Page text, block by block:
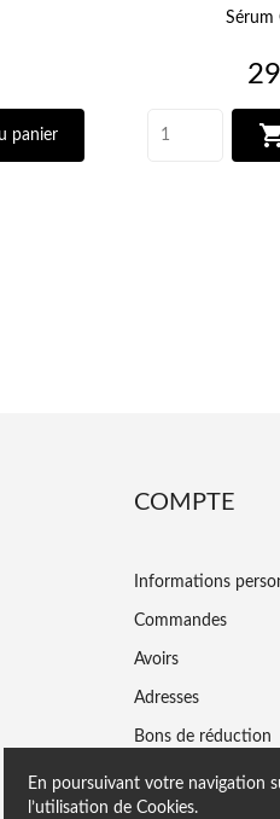
En poursuivant votre navigation
l’utilisation de Cookies.
panier
Sérum
COMPTE
Informations
Commandes
Avoirs
Adresses
Bons de réduction